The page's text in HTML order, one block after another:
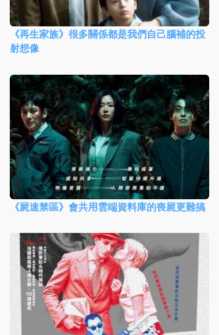
《再生家族》很多關係都是我們自己腦補的投
射想像
《屍速禁區》會共用雲端資料庫的喪屍更難搞